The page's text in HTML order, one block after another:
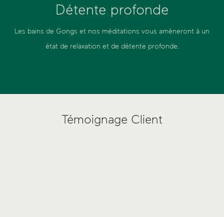
Détente profonde
Les bains de Gongs et nos méditations vous amèneront à un
état de relaxation et de détente profonde.
Témoignage Client